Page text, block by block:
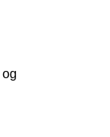
og